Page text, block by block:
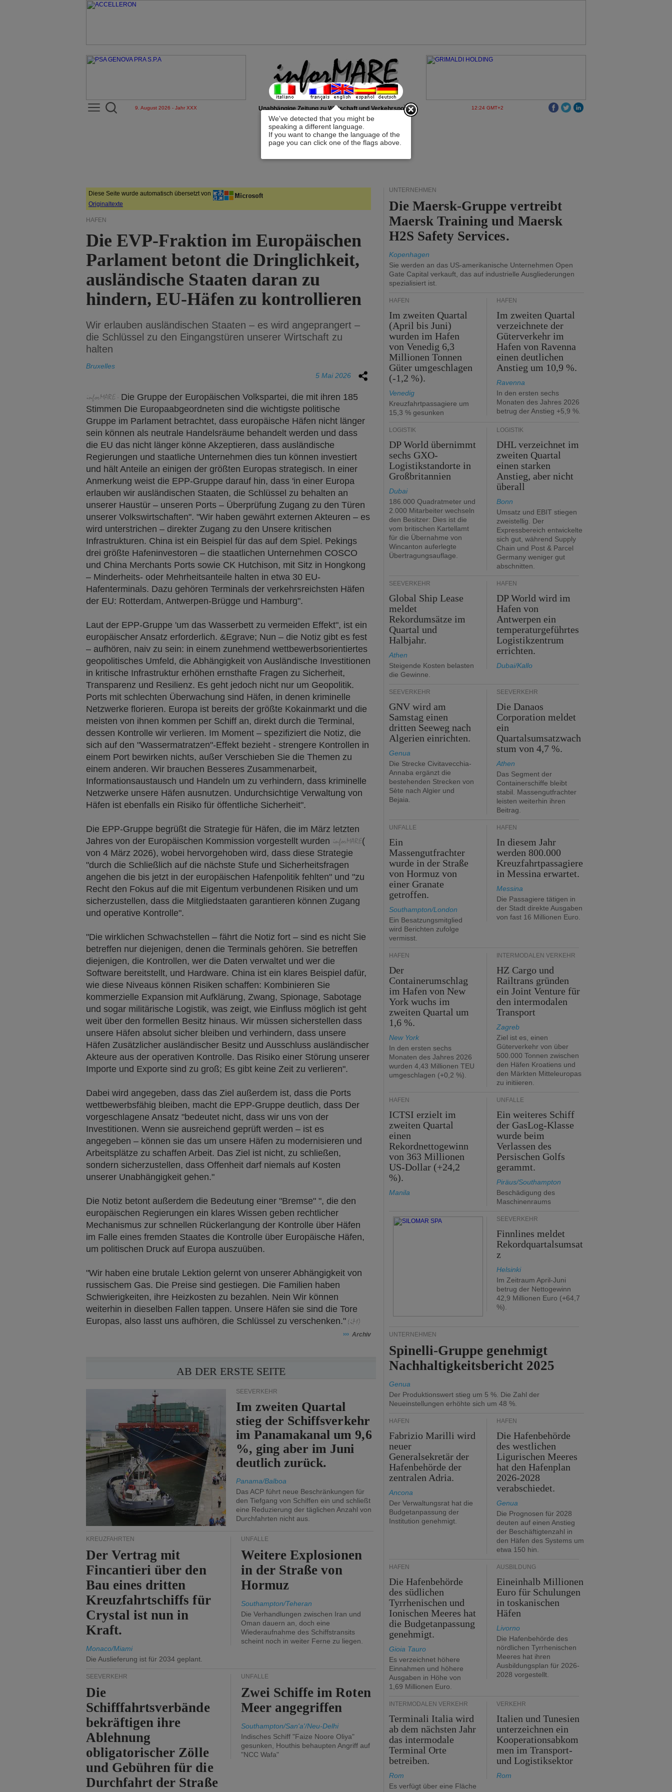
We've detected that you might be
speaking a different language.
If you want to change the language of the
page you can click one of the flags above.
x
9. August 2026 - Jahr XXX Unabhängige Zeitung zu Wirtschaft und Verkehrspolitik 12:24 GMT+2
Diese Seite wurde automatisch übersetzt von
Originaltexte
HÄFEN
Die EVP-Fraktion im Europäischen
Parlament betont die Dringlichkeit,
ausländische Staaten daran zu
hindern, EU-Häfen zu kontrollieren
Wir erlauben ausländischen Staaten – es wird angeprangert –
die Schlüssel zu den Eingangstüren unserer Wirtschaft zu
halten
Bruxelles
5 Mai 2026
Die Gruppe der Europäischen Volkspartei, die mit ihren 185
Stimmen Die Europaabgeordneten sind die wichtigste politische
Gruppe im Parlament betrachtet, dass europäische Häfen nicht länger
sein können als neutrale Handelsräume behandelt werden und dass
die EU das nicht länger könne Akzeptieren, dass ausländische
Regierungen und staatliche Unternehmen dies tun können investiert
und hält Anteile an einigen der größten Europas strategisch. In einer
Anmerkung weist die EPP-Gruppe darauf hin, dass 'in einer Europa
erlauben wir ausländischen Staaten, die Schlüssel zu behalten an
unserer Haustür – unseren Ports – Überprüfung Zugang zu den Türen
unserer Volkswirtschaften". "Wir haben gewährt externen Akteuren – es
wird unterstrichen – direkter Zugang zu den Unsere kritischen
Infrastrukturen. China ist ein Beispiel für das auf dem Spiel. Pekings
drei größte Hafeninvestoren – die staatlichen Unternehmen COSCO
und China Merchants Ports sowie CK Hutchison, mit Sitz in Hongkong
– Minderheits- oder Mehrheitsanteile halten in etwa 30 EU-
Hafenterminals. Dazu gehören Terminals der verkehrsreichsten Häfen
der EU: Rotterdam, Antwerpen-Brügge und Hamburg".
Laut der EPP-Gruppe 'um das Wasserbett zu vermeiden Effekt", ist ein
europäischer Ansatz erforderlich. &Egrave; Nun – die Notiz gibt es fest
– aufhören, naiv zu sein: in einem zunehmend wettbewerbsorientiertes
geopolitisches Umfeld, die Abhängigkeit von Ausländische Investitionen
in kritische Infrastruktur erhöhen ernsthafte Fragen zu Sicherheit,
Transparenz und Resilienz. Es geht jedoch nicht nur um Geopolitik.
Ports mit schlechten Überwachung sind Häfen, in denen kriminelle
Netzwerke florieren. Europa ist bereits der größte Kokainmarkt und die
meisten von ihnen kommen per Schiff an, direkt durch die Terminal,
dessen Kontrolle wir verlieren. Im Moment – spezifiziert die Notiz, die
sich auf den "Wassermatratzen"-Effekt bezieht - strengere Kontrollen in
einem Port bewirken nichts, außer Verschieben Sie die Themen zu
einem anderen. Wir brauchen Besseres Zusammenarbeit,
Informationsaustausch und Handeln um zu verhindern, dass kriminelle
Netzwerke unsere Häfen ausnutzen. Undurchsichtige Verwaltung von
Häfen ist ebenfalls ein Risiko für öffentliche Sicherheit".
Die EPP-Gruppe begrüßt die Strategie für Häfen, die im März letzten
Jahres von der Europäischen Kommission vorgestellt wurden
(
von 4 März 2026), wobei hervorgehoben wird, dass diese Strategie
"durch die Schließlich auf die nächste Stufe und Sicherheitsfragen
angehen die bis jetzt in der europäischen Hafenpolitik fehlten" und "zu
Recht den Fokus auf die mit Eigentum verbundenen Risiken und um
sicherzustellen, dass die Mitgliedstaaten garantieren können Zugang
und operative Kontrolle".
"Die wirklichen Schwachstellen – fährt die Notiz fort – sind es nicht Sie
betreffen nur diejenigen, denen die Terminals gehören. Sie betreffen
diejenigen, die Kontrollen, wer die Daten verwaltet und wer die
Software bereitstellt, und Hardware. China ist ein klares Beispiel dafür,
wie diese Niveaus können Risiken schaffen: Kombinieren Sie
kommerzielle Expansion mit Aufklärung, Zwang, Spionage, Sabotage
und sogar militärische Logistik, was zeigt, wie Einfluss möglich ist geht
weit über den formellen Besitz hinaus. Wir müssen sicherstellen dass
unsere Häfen absolut sicher bleiben und verhindern, dass unsere
Häfen Zusätzlicher ausländischer Besitz und Ausschluss ausländischer
Akteure aus der operativen Kontrolle. Das Risiko einer Störung unserer
Importe und Exporte sind zu groß; Es gibt keine Zeit zu verlieren".
Dabei wird angegeben, dass das Ziel außerdem ist, dass die Ports
wettbewerbsfähig bleiben, macht die EPP-Gruppe deutlich, dass Der
vorgeschlagene Ansatz "bedeutet nicht, dass wir uns von der
Investitionen. Wenn sie ausreichend geprüft werden – ist es
angegeben – können sie das um unsere Häfen zu modernisieren und
Arbeitsplätze zu schaffen Arbeit. Das Ziel ist nicht, zu schließen,
sondern sicherzustellen, dass Offenheit darf niemals auf Kosten
unserer Unabhängigkeit gehen."
Die Notiz betont außerdem die Bedeutung einer "Bremse" ", die den
europäischen Regierungen ein klares Wissen geben rechtlicher
Mechanismus zur schnellen Rückerlangung der Kontrolle über Häfen
im Falle eines fremden Staates die Kontrolle über Europäische Häfen,
um politischen Druck auf Europa auszuüben.
"Wir haben eine brutale Lektion gelernt von unserer Abhängigkeit von
russischem Gas. Die Preise sind gestiegen. Die Familien haben
Schwierigkeiten, ihre Heizkosten zu bezahlen. Nein Wir können
weiterhin in dieselben Fallen tappen. Unsere Häfen sie sind die Tore
Europas, also lasst uns aufhören, die Schlüssel zu verschenken."
››› Archiv
AB DER ERSTE SEITE
SEEVERKEHR
Im zweiten Quartal
stieg der Schiffsverkehr
im Panamakanal um 9,6
%, ging aber im Juni
deutlich zurück.
Panama/Balboa
Das ACP führt neue Beschränkungen für
den Tiefgang von Schiffen ein und schließt
eine Reduzierung der täglichen Anzahl von
Durchfahrten nicht aus.
KREUZFAHRTEN
Der Vertrag mit
Fincantieri über den
Bau eines dritten
Kreuzfahrtschiffs für
Crystal ist nun in
Kraft.
Monaco/Miami
Die Auslieferung ist für 2034 geplant.
UNFÄLLE
Weitere Explosionen
in der Straße von
Hormuz
Southampton/Teheran
Die Verhandlungen zwischen Iran und
Oman dauern an, doch eine
Wiederaufnahme des Schiffstransits
scheint noch in weiter Ferne zu liegen.
SEEVERKEHR
Die
Schifffahrtsverbände
bekräftigen ihre
Ablehnung
obligatorischer Zölle
und Gebühren für die
Durchfahrt der Straße
UNFÄLLE
Zwei Schiffe im Roten
Meer angegriffen
Southampton/San'a'/Neu-Delhi
Indisches Schiff "Faize Noore Oliya"
gesunken, Houthis behaupten Angriff auf
"NCC Wafa"
UNTERNEHMEN
Die Maersk-Gruppe vertreibt
Maersk Training und Maersk
H2S Safety Services.
Kopenhagen
Sie werden an das US-amerikanische Unternehmen Open
Gate Capital verkauft, das auf industrielle Ausgliederungen
spezialisiert ist.
HÄFEN
Im zweiten Quartal
(April bis Juni)
wurden im Hafen
von Venedig 6,3
Millionen Tonnen
Güter umgeschlagen
(-1,2 %).
Venedig
Kreuzfahrtpassagiere um
15,3 % gesunken
HÄFEN
Im zweiten Quartal
verzeichnete der
Güterverkehr im
Hafen von Ravenna
einen deutlichen
Anstieg um 10,9 %.
Ravenna
In den ersten sechs
Monaten des Jahres 2026
betrug der Anstieg +5,9 %.
LOGISTIK
DP World übernimmt
sechs GXO-
Logistikstandorte in
Großbritannien
Dubai
186.000 Quadratmeter und
2.000 Mitarbeiter wechseln
den Besitzer: Dies ist die
vom britischen Kartellamt
für die Übernahme von
Wincanton auferlegte
Übertragungsauflage.
LOGISTIK
DHL verzeichnet im
zweiten Quartal
einen starken
Anstieg, aber nicht
überall
Bonn
Umsatz und EBIT stiegen
zweistellig. Der
Expressbereich entwickelte
sich gut, während Supply
Chain und Post & Parcel
Germany weniger gut
abschnitten.
SEEVERKEHR
Global Ship Lease
meldet
Rekordumsätze im
Quartal und
Halbjahr.
Athen
Steigende Kosten belasten
die Gewinne.
HÄFEN
DP World wird im
Hafen von
Antwerpen ein
temperaturgeführtes
Logistikzentrum
errichten.
Dubai/Kallo
SEEVERKEHR
GNV wird am
Samstag einen
dritten Seeweg nach
Algerien einrichten.
Genua
Die Strecke Civitavecchia-
Annaba ergänzt die
bestehenden Strecken von
Sète nach Algier und
Bejaia.
SEEVERKEHR
Die Danaos
Corporation meldet
ein
Quartalsumsatzwach
stum von 4,7 %.
Athen
Das Segment der
Containerschiffe bleibt
stabil. Massengutfrachter
leisten weiterhin ihren
Beitrag.
UNFÄLLE
Ein
Massengutfrachter
wurde in der Straße
von Hormuz von
einer Granate
getroffen.
Southampton/London
Ein Besatzungsmitglied
wird Berichten zufolge
vermisst.
HÄFEN
In diesem Jahr
werden 800.000
Kreuzfahrtpassagiere
in Messina erwartet.
Messina
Die Passagiere tätigen in
der Stadt direkte Ausgaben
von fast 16 Millionen Euro.
HÄFEN
Der
Containerumschlag
im Hafen von New
York wuchs im
zweiten Quartal um
1,6 %.
New York
In den ersten sechs
Monaten des Jahres 2026
wurden 4,43 Millionen TEU
umgeschlagen (+0,2 %).
INTERMODALEN VERKEHR
HZ Cargo und
Railtrans gründen
ein Joint Venture für
den intermodalen
Transport
Zagreb
Ziel ist es, einen
Güterverkehr von über
500.000 Tonnen zwischen
den Häfen Kroatiens und
den Märkten Mitteleuropas
zu initiieren.
HÄFEN
ICTSI erzielt im
zweiten Quartal
einen
Rekordnettogewinn
von 363 Millionen
US-Dollar (+24,2
%).
Manila
UNFÄLLE
Ein weiteres Schiff
der GasLog-Klasse
wurde beim
Verlassen des
Persischen Golfs
gerammt.
Piräus/Southampton
Beschädigung des
Maschinenraums
SEEVERKEHR
Finnlines meldet
Rekordquartalsumsat
z
Helsinki
Im Zeitraum April-Juni
betrug der Nettogewinn
42,9 Millionen Euro (+64,7
%).
UNTERNEHMEN
Spinelli-Gruppe genehmigt
Nachhaltigkeitsbericht 2025
Genua
Der Produktionswert stieg um 5 %. Die Zahl der
Neueinstellungen erhöhte sich um 48 %.
HÄFEN
Fabrizio Marilli wird
neuer
Generalsekretär der
Hafenbehörde der
zentralen Adria.
Ancona
Der Verwaltungsrat hat die
Budgetanpassung der
Institution genehmigt.
HÄFEN
Die Hafenbehörde
des westlichen
Ligurischen Meeres
hat den Hafenplan
2026-2028
verabschiedet.
Genua
Die Prognosen für 2028
deuten auf einen Anstieg
der Beschäftigtenzahl in
den Häfen des Systems um
etwa 150 hin.
HÄFEN
Die Hafenbehörde
des südlichen
Tyrrhenischen und
Ionischen Meeres hat
die Budgetanpassung
genehmigt.
Gioia Tauro
Es verzeichnet höhere
Einnahmen und höhere
Ausgaben in Höhe von
1,69 Millionen Euro.
AUSBILDUNG
Eineinhalb Millionen
Euro für Schulungen
in toskanischen
Häfen
Livorno
Die Hafenbehörde des
nördlichen Tyrrhenischen
Meeres hat ihren
Ausbildungsplan für 2026-
2028 vorgestellt.
INTERMODALEN VERKEHR
Terminali Italia wird
ab dem nächsten Jahr
das intermodale
Terminal Orte
betreiben.
Rom
Es verfügt über eine Fläche
VERKEHR
Italien und Tunesien
unterzeichnen ein
Kooperationsabkom
men im Transport-
und Logistiksektor
Rom